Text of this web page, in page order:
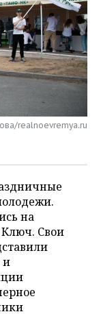
realnoevremya.ru
на
Свои
и